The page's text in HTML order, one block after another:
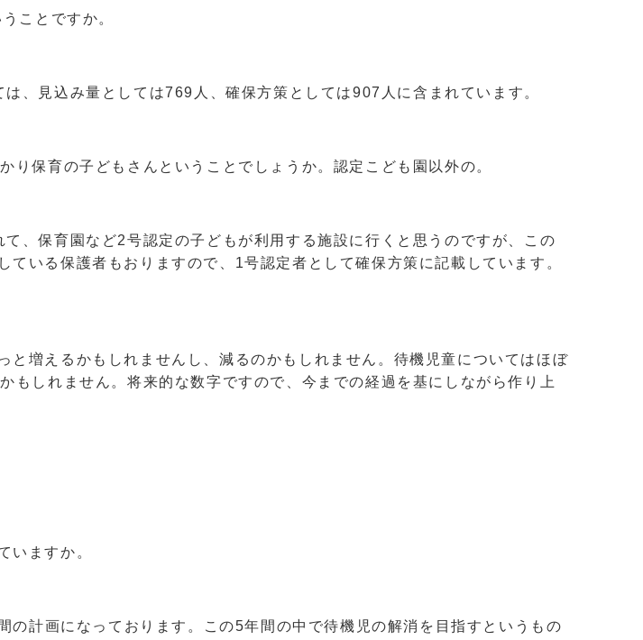
ことですか。
、見込み量としては769人、確保方策としては907人に含まれています。
保育の子どもさんということでしょうか。認定こども園以外の。
、保育園など2号認定の子どもが利用する施設に行くと思うのですが、この
いる保護者もおりますので、1号認定者として確保方策に記載しています。
増えるかもしれませんし、減るのかもしれません。待機児童についてはほぼ
しれません。将来的な数字ですので、今までの経過を基にしながら作り上
いますか。
計画になっております。この5年間の中で待機児の解消を目指すというもの